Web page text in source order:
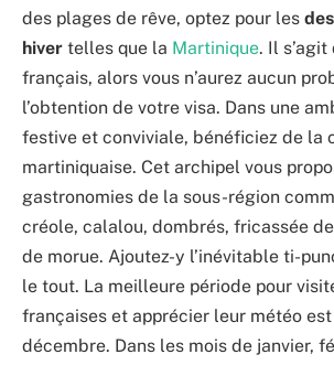
des plages de rêve, optez pour les
hiver telles que la Martinique. Il s’agit
français, alors vous n’aurez aucun
l’obtention de votre visa. Dans une
festive et conviviale, bénéficiez de la
martiniquaise. Cet archipel vous
gastronomies de la sous-région
créole, calalou, dombrés, fricassée
de morue. Ajoutez-y l’inévitable ti-
le tout. La meilleure période pour
françaises et apprécier leur météo
décembre. Dans les mois de janvier,